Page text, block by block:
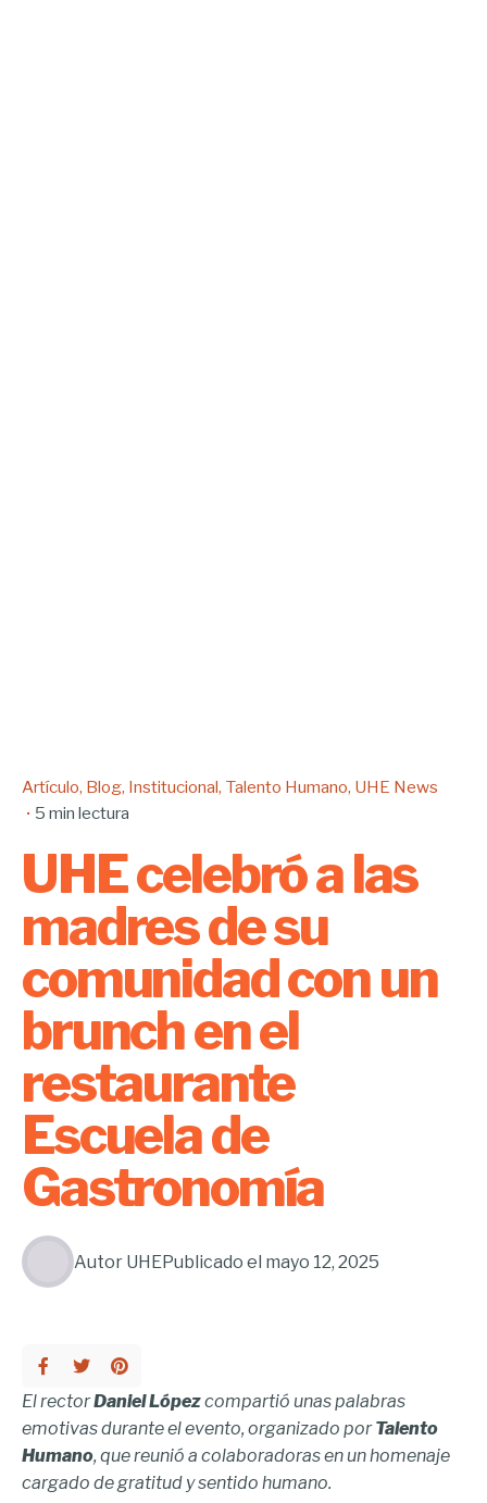
Artículo Blog Institucional Talento Humano UHE News
5 min lectura
UHE celebró a las
madres de su
comunidad con un
brunch en el
restaurante
Escuela de
Gastronomía
Autor UHEPublicado el mayo 12, 2025
El rectorDaniel Lópezcompartió unas palabras
emotivas durante el evento, organizado porTalento
Humano, que reunió a colaboradoras en un homenaje
cargado de gratitud y sentido humano.